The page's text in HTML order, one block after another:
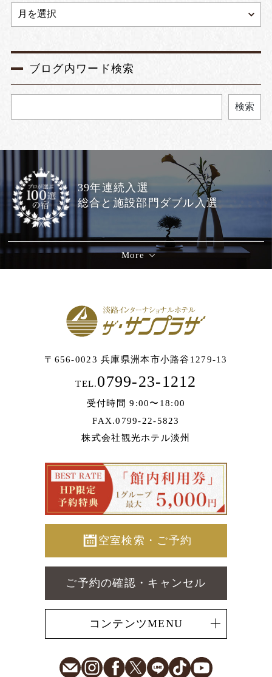
ブログ内ワード検索
検索
39年連続入選
総合と施設部門ダブル入選
More
〒656-0023 兵庫県洲本市小路谷1279-13
TEL.0799-23-1212
受付時間 9:00〜18:00
FAX.0799-22-5823
株式会社観光ホテル淡州
空室検索・ご予約
ご予約の確認・キャンセル
コンテンツMENU
E-MailInstagramFacebook
X LINETikTok